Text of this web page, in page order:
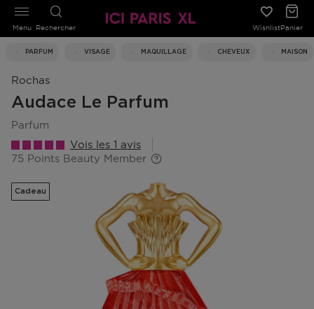
Rechercher WishlistPanier
PARFUM VISAGE MAQUILLAGE CHEVEUX MAISON
Menu
Rochas
Audace Le Parfum
parfum
Vois les 1 avis
75 Points Beauty Member
Cadeau